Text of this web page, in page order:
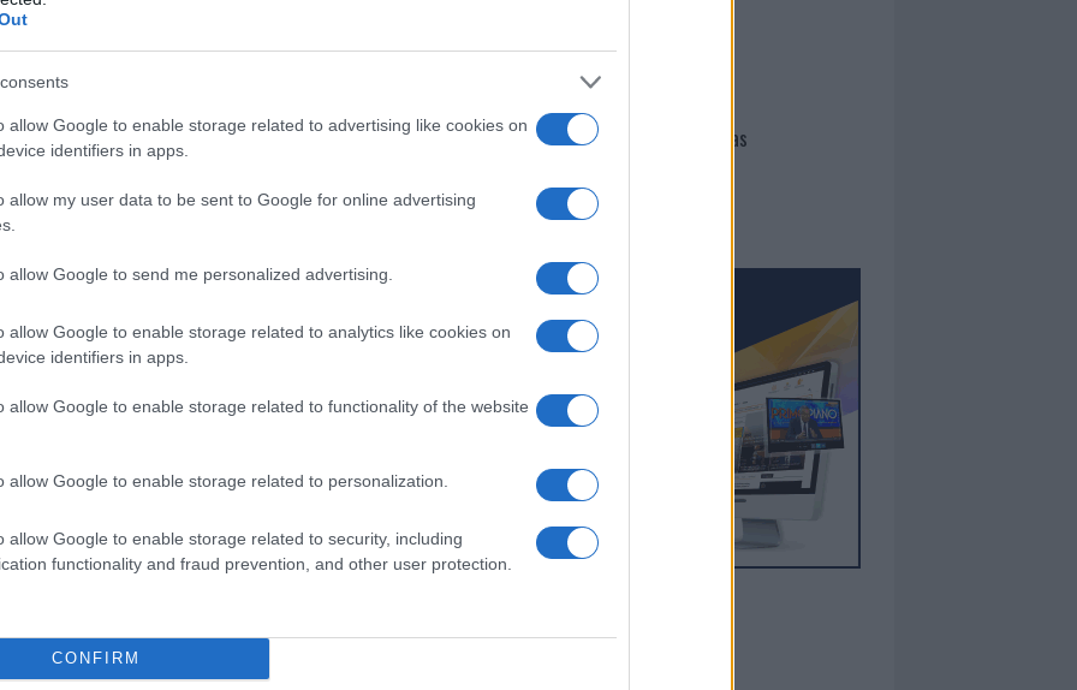
allow Google to enable storage related to advertising like cookies on
identifiers in apps.
allow my user data to be sent to Google for online advertising
allow Google to send me personalized advertising.
allow Google to enable storage related to analytics like cookies on
identifiers in apps.
allow Google to enable storage related to functionality of the website
allow Google to enable storage related to personalization.
allow Google to enable storage related to security, including
functionality and fraud prevention, and other user protection.
CONFIRM
a una corsa contro il tempo. Una
di questo bando, che sono proprio quelle
turistica possa protrarsi anche nei
beneficio per le imprese del turismo
al Lavoro predisponga una proroga dei
intenzionati a partecipare di avere
necessaria”.
nella sezione
Giovannimaria Cabras